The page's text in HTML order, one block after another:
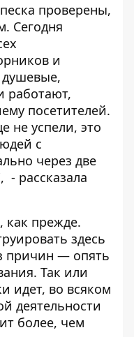
проверены,
Сегодня
и
душевые,
работают,
посетителей.
не успели, это
с
через две
- рассказала
как прежде.
здесь
причин — опять
Так или
идет, во всяком
деятельности
более, чем